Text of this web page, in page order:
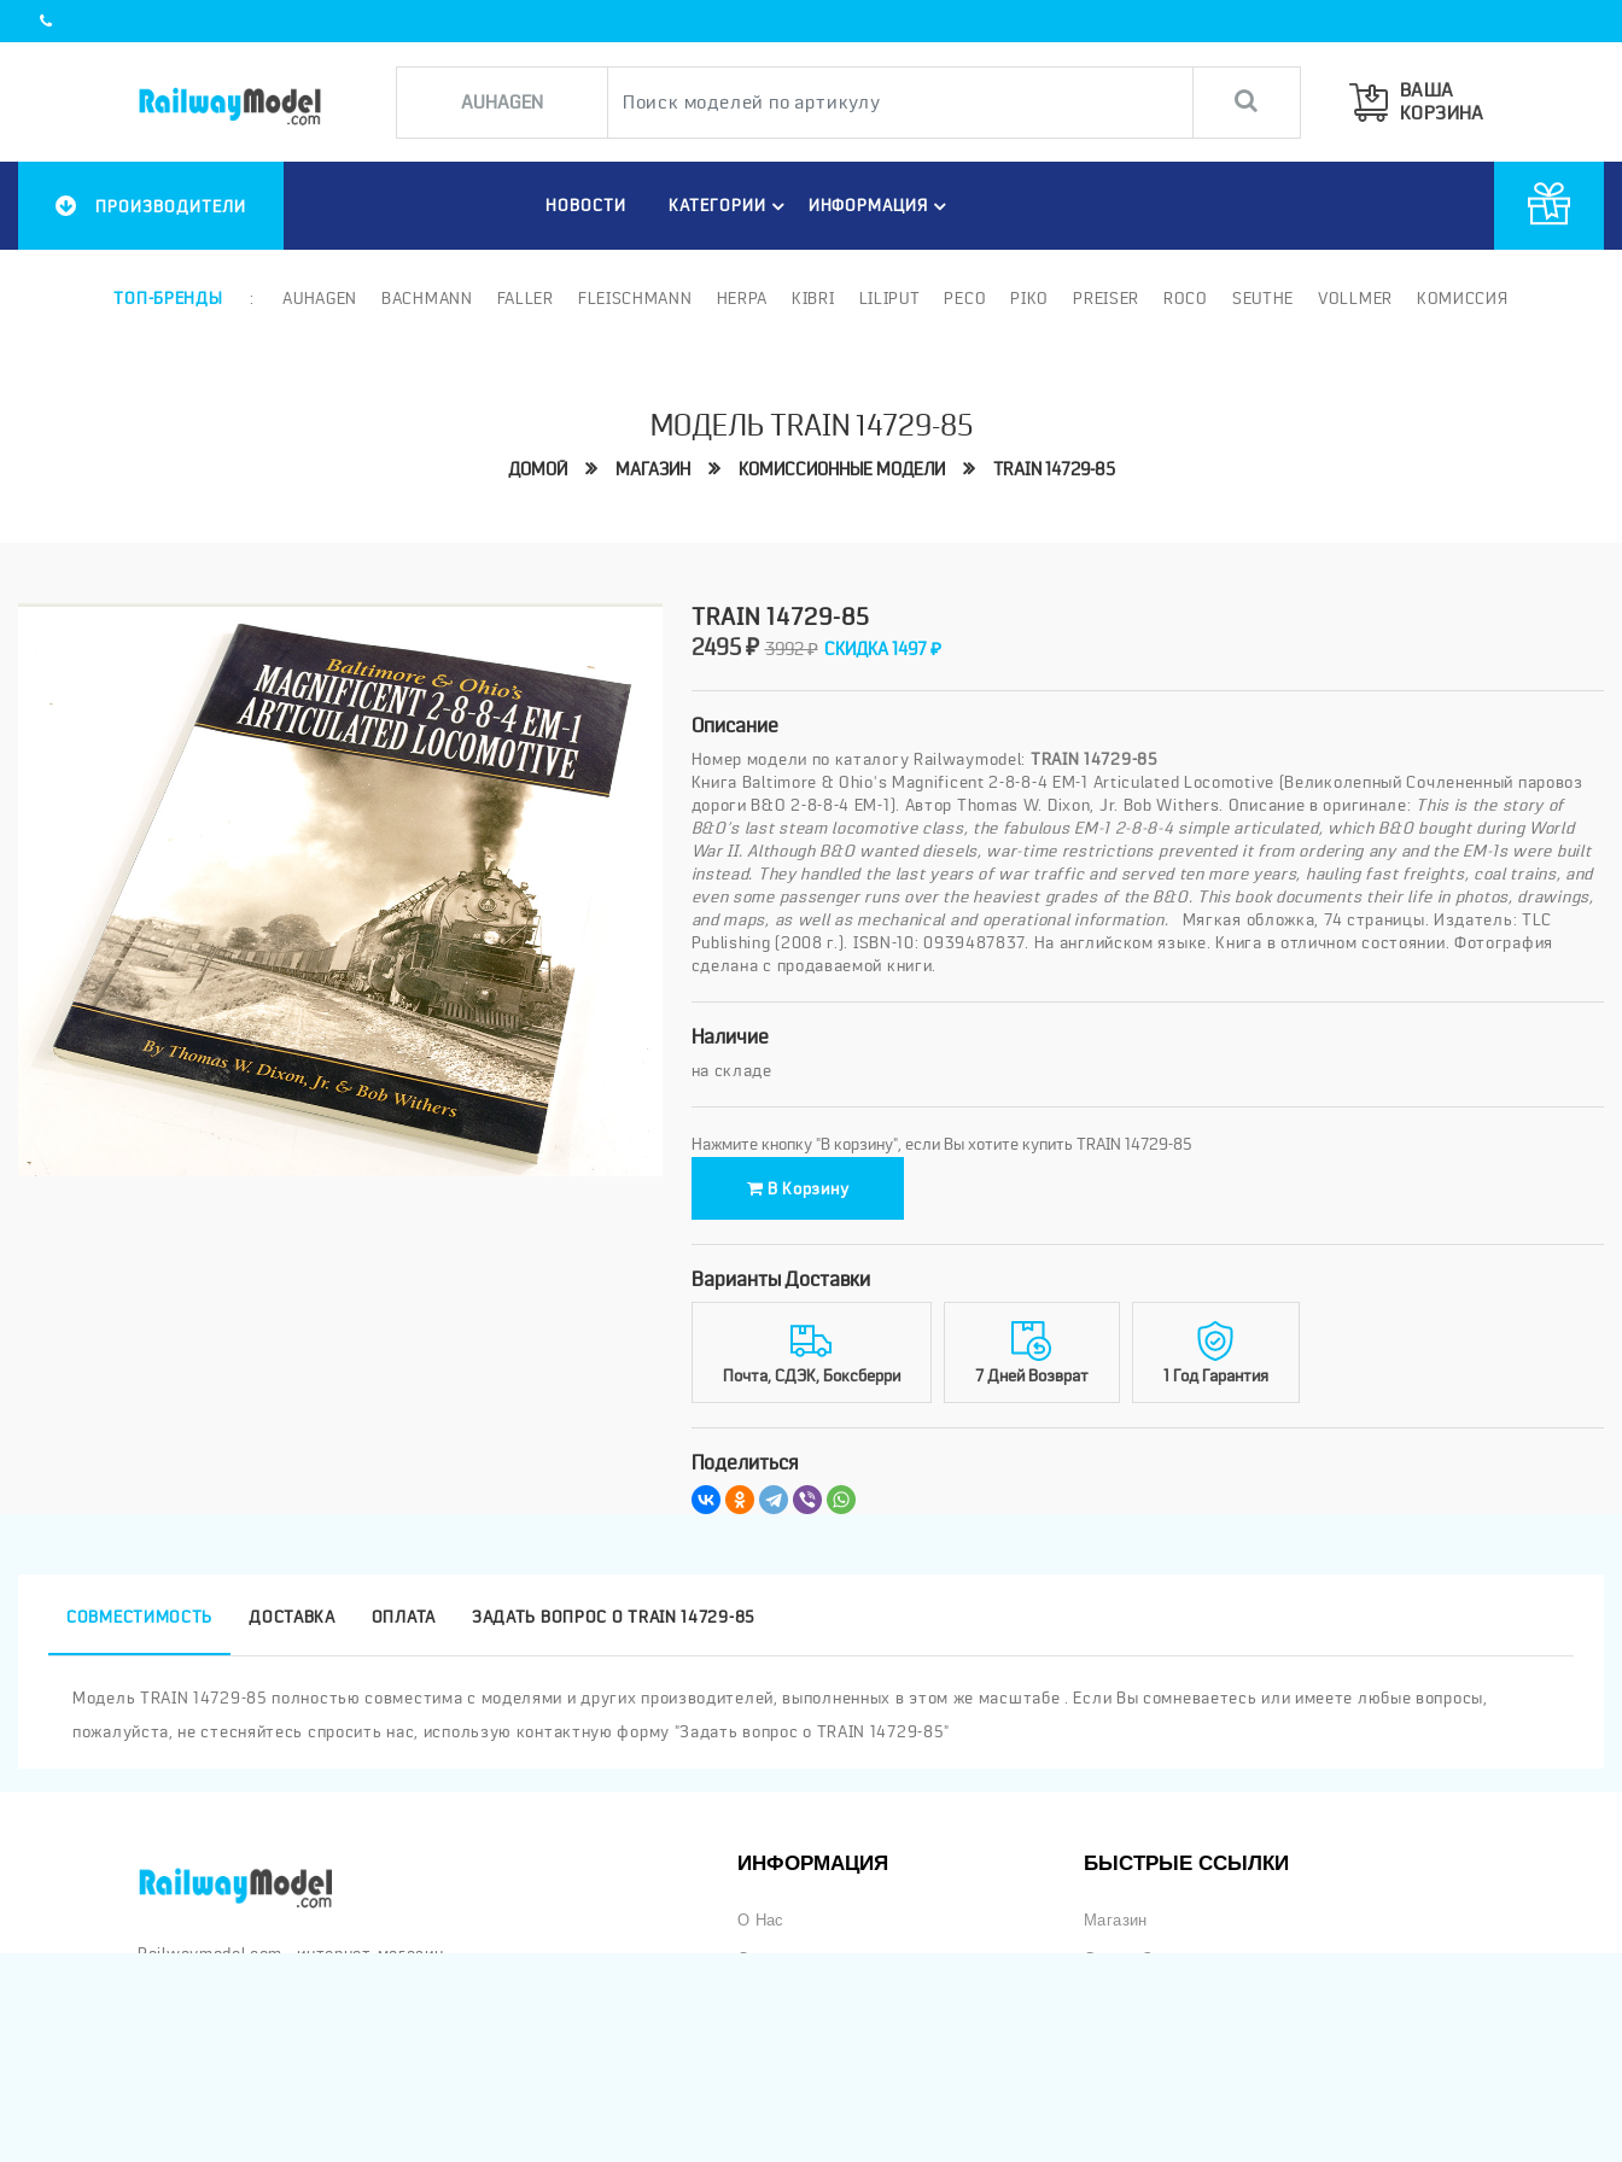
ВАША
КОРЗИНА
ПРОИЗВОДИТЕЛИ НОВОСТИ КАТЕГОРИИ ИНФОРМАЦИЯ
ТОП-БРЕНДЫ : AUHAGEN BACHMANN FALLER FLEISCHMANN HERPA KIBRI LILIPUT PECO PIKO PREISER ROCO SEUTHE VOLLMER КОМИССИЯ
МОДЕЛЬ TRAIN 14729-85
ДОМОЙ МАГАЗИН КОМИССИОННЫЕ МОДЕЛИ TRAIN 14729-85
TRAIN 14729-85
2495 ₽ 3992 ₽ СКИДКА 1497 ₽
Описание
Номер модели по каталогу Railwaymodel: TRAIN 14729-85
Книга Baltimore & Ohio's Magnificent 2-8-8-4 EM-1 Articulated Locomotive (Великолепный Сочлененный паровоз
дороги B&O 2-8-8-4 EM-1). Автор Thomas W. Dixon, Jr. Bob Withers. Описание в оригинале: This is the story of
B&O’s last steam locomotive class, the fabulous EM-1 2-8-8-4 simple articulated, which B&O bought during World
War II. Although B&O wanted diesels, war-time restrictions prevented it from ordering any and the EM-1s were built
instead. They handled the last years of war traffic and served ten more years, hauling fast freights, coal trains, and
even some passenger runs over the heaviest grades of the B&O. This book documents their life in photos, drawings,
and maps, as well as mechanical and operational information. Мягкая обложка, 74 страницы. Издатель: TLC
Publishing (2008 г.). ISBN-10: 0939487837. На английском языке. Книга в отличном состоянии. Фотография
сделана с продаваемой книги.
Наличие
на складе
Нажмите кнопку "В корзину", если Вы хотите купить TRAIN 14729-85
В Корзину
Варианты Доставки
Почта, СДЭК, Боксберри 7 Дней Возврат 1 Год Гарантия
Поделиться
СОВМЕСТИМОСТЬ ДОСТАВКА ОПЛАТА ЗАДАТЬ ВОПРОС О TRAIN 14729-85
Модель TRAIN 14729-85 полностью совместима с моделями и других производителей, выполненных в этом же масштабе . Если Вы сомневаетесь или имеете любые вопросы,
пожалуйста, не стесняйтесь спросить нас, использую контактную форму "Задать вопрос о TRAIN 14729-85"
Railwaymodel.com - интернет-магазин
ИНФОРМАЦИЯ
О Нас
Оплата
БЫСТРЫЕ ССЫЛКИ
Магазин
Статус Заказа